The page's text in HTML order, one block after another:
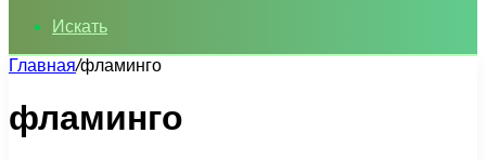
Искать
Главная/фламинго
фламинго